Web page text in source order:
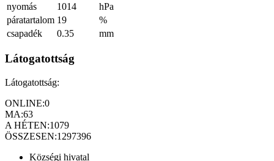
nyomás
1014
hPa
páratartalom 19
%
csapadék
0.35 mm
Látogatottság
Látogatottság:
ONLINE:0
MA:63
A HÉTEN:1079
ÖSSZESEN:1297396
Községi hivatal